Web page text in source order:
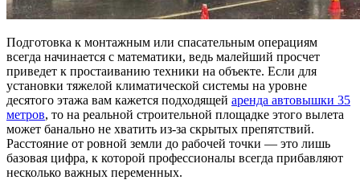
Подготовка к монтажным или спасательным операциям
всегда начинается с математики, ведь малейший просчет
приведет к простаиванию техники на объекте. Если для
установки тяжелой климатической системы на уровне
десятого этажа вам кажется подходящей аренда автовышки 35
метров, то на реальной строительной площадке этого вылета
может банально не хватить из-за скрытых препятствий.
Расстояние от ровной земли до рабочей точки — это лишь
базовая цифра, к которой профессионалы всегда прибавляют
несколько важных переменных.